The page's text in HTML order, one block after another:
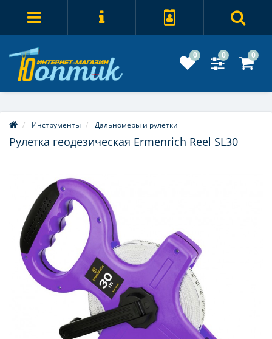
0 0 0
Инструменты Дальномеры и рулетки
Рулетка геодезическая Ermenrich Reel SL30